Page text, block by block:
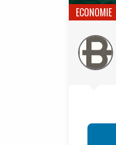
ECONOMIE